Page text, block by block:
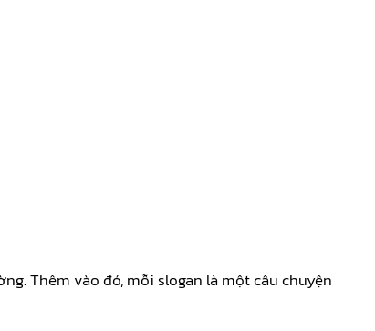
Thêm vào đó, mỗi slogan là một câu chuyện